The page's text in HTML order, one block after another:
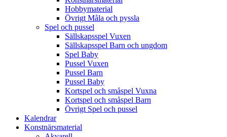
Hobbymaterial
Övrigt Måla och pyssla
Spel och pussel
Sällskapsspel Vuxen
Sällskapsspel Barn och ungdom
Spel Baby
Pussel Vuxen
Pussel Barn
Pussel Baby
Kortspel och småspel Vuxna
Kortspel och småspel Barn
Övrigt Spel och pussel
Kalendrar
Konstnärsmaterial